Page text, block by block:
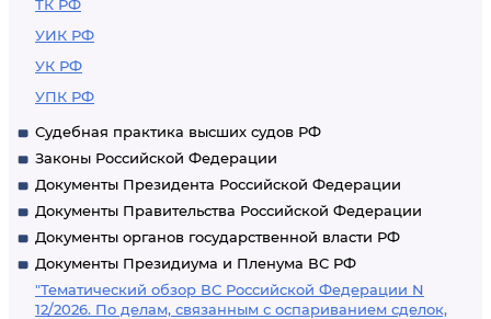
ТК РФ
УИК РФ
УК РФ
УПК РФ
Судебная практика высших судов РФ
Законы Российской Федерации
Документы Президента Российской Федерации
Документы Правительства Российской Федерации
Документы органов государственной власти РФ
Документы Президиума и Пленума ВС РФ
"Тематический обзор ВС Российской Федерации N
12/2026. По делам, связанным с оспариванием сделок,